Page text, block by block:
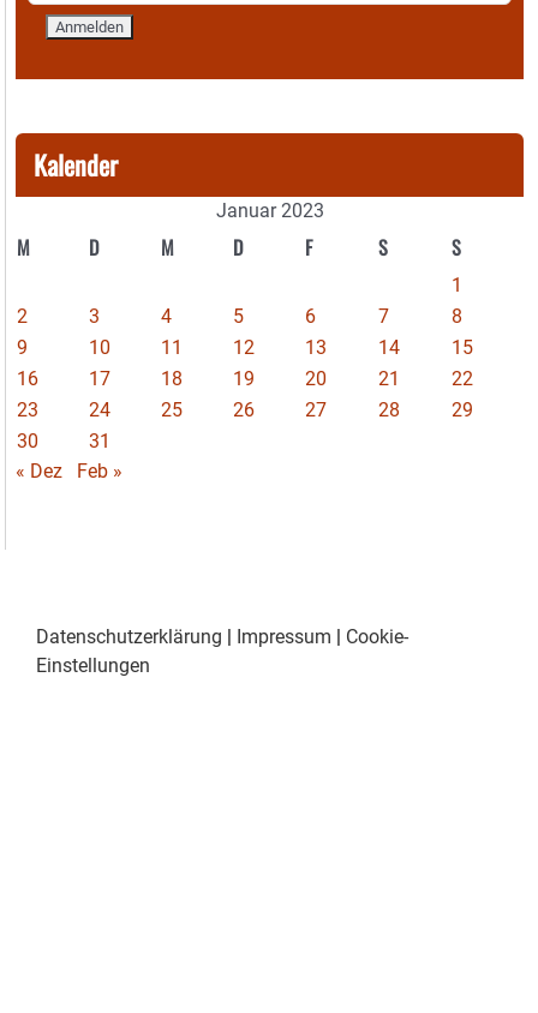
Kalender
Januar 2023
M D M D F S S
1
2
3 4 5 6 7
8
9
10 11 12 13 14
15
16
17 18 19 20 21
22
23
24 25 26 27 28
29
30
31
« Dez
Feb »
Datenschutzerklärung Impressum
Cookie-
Einstellungen